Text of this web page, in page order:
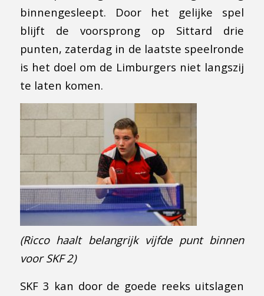
binnengesleept. Door het gelijke spel
blijft de voorsprong op Sittard drie
punten, zaterdag in de laatste speelronde
is het doel om de Limburgers niet langszij
te laten komen.
(Ricco haalt belangrijk vijfde punt binnen
voor SKF 2)
SKF 3 kan door de goede reeks uitslagen